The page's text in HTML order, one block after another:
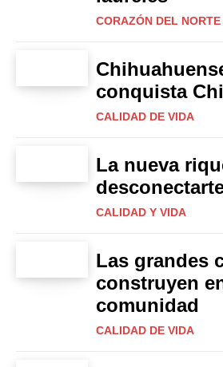
CORAZÓN DEL NORTE
conquista
CALIDAD DE VIDA
La nueva
CALIDAD Y VIDA
Las grandes
construyen
comunidad
CALIDAD DE VIDA